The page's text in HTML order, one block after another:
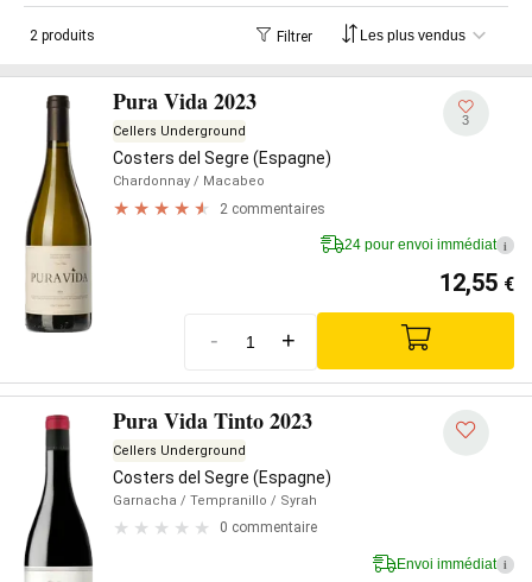
2 produits Filtrer
Pura Vida 2023
Cellers Underground
Costers del Segre (Espagne)
Chardonnay / Macabeo
2 commentaires
3
24 pour envoi immédiat i
12,55 €
- +
Pura Vida Tinto 2023
Cellers Underground
Costers del Segre (Espagne)
Garnacha / Tempranillo / Syrah
0 commentaire
Envoi immédiat i